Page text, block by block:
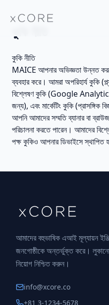
কুকি নীতি
MAICE আপনার অভিজ্ঞতা উন্নত
ব্যবহার করে। আমরা অপরিহার্য কুকি
বিশ্লেষণ কুকি (Google Analytics-
জন্য), এবং মার্কেটিং কুকি (প্রাসঙ্গিক
আপনি আমাদের সম্মতি ব্যানার বা
পরিচালনা করতে পারেন। আমাদের
পক্ষ কুকিও আপনার ডিভাইসে স্থাপিত
আমাদের বহুভাষিক এআই মূল্যায়ন
জনগোষ্ঠীকে অন্তর্ভুক্ত করে।
নিয়োগ নিশ্চিত করুন।
info@xcore.co
+81 3-1234-5678